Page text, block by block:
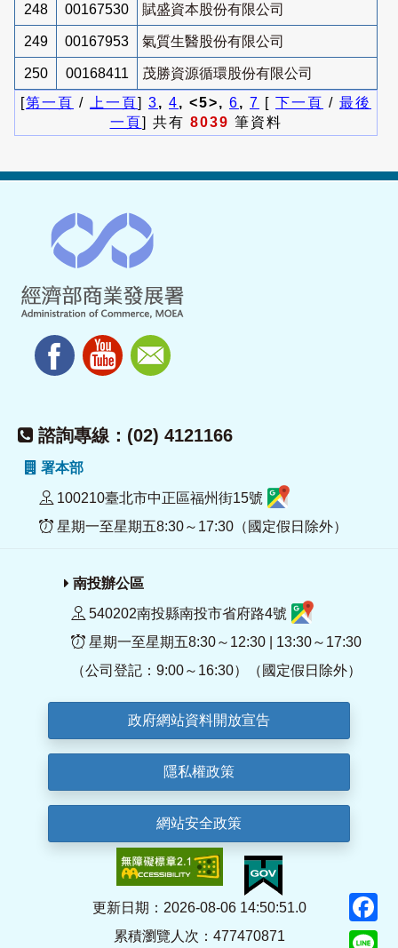
248 00167530 賦盛資本股份有限公司
249 00167953 氣質生醫股份有限公司
250 00168411
茂勝資源循環股份有限公司
[第一頁 / 上一頁] 3, 4, <5>, 6, 7 [ 下一頁 / 最後
一頁] 共有 8039 筆資料
諮詢專線：(02) 4121166
署本部
100210臺北市中正區福州街15號
星期一至星期五8:30～17:30（國定假日除外）
南投辦公區
540202南投縣南投市省府路4號
星期一至星期五8:30～12:30 | 13:30～17:30
（公司登記：9:00～16:30）（國定假日除外）
政府網站資料開放宣告
隱私權政策
網站安全政策
更新日期：2026-08-06 14:50:51.0
累積瀏覽人次：477470871